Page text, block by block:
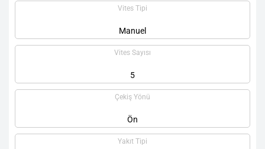
Vites Tipi
Manuel
Vites Sayısı
5
Çekiş Yönü
Ön
Yakıt Tipi